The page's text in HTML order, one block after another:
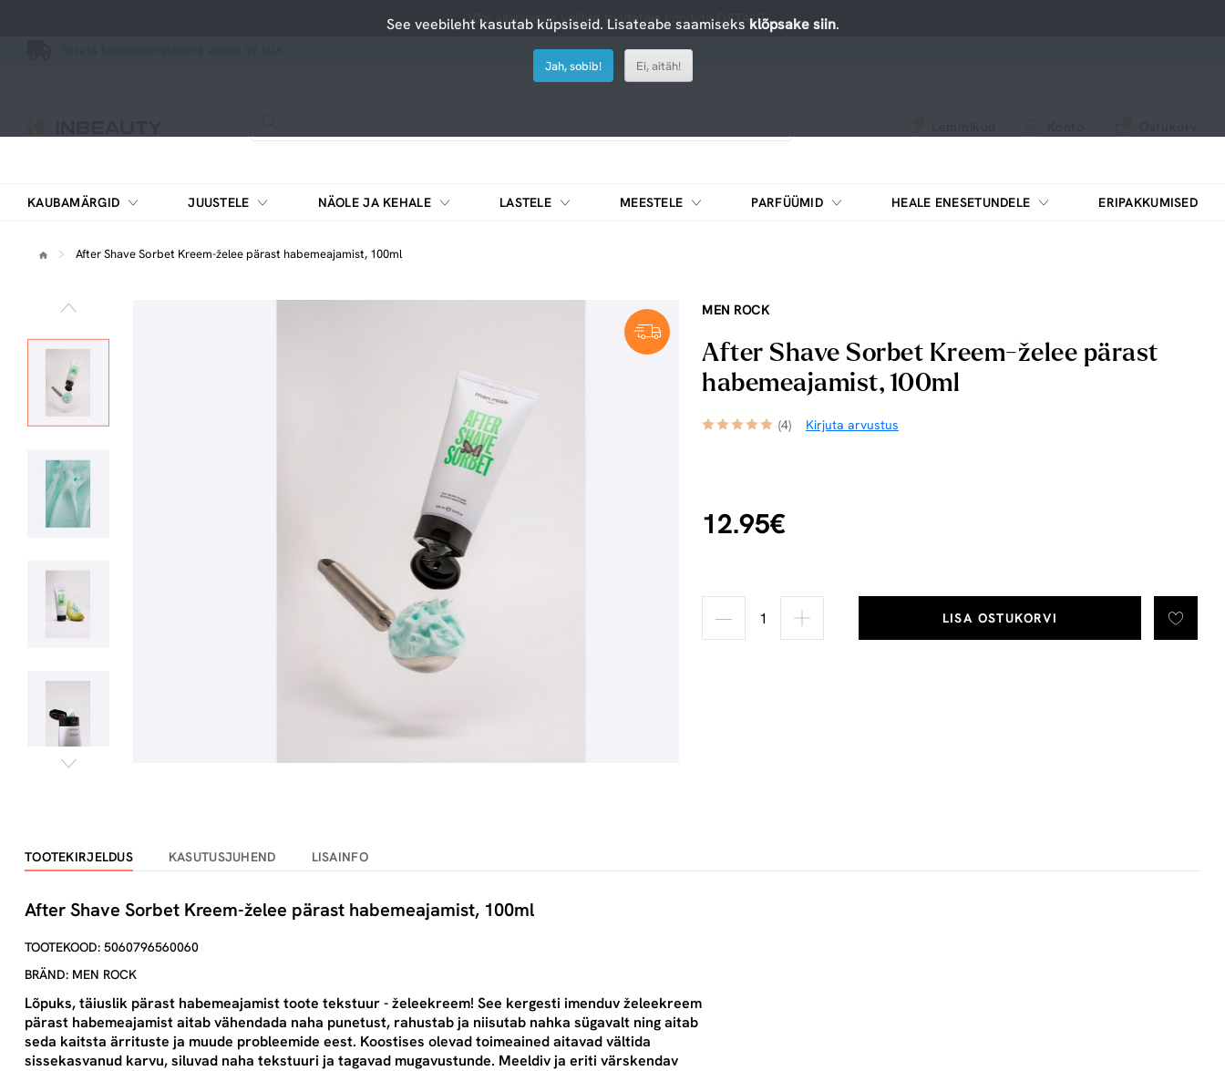
-10% allahindlus valitud toodetele koodiga OSTA10
KAUBAMÄRGID JUUSTELE NÄOLE JA KEHALE LASTELE MEESTELE PARFÜÜMID HEALE ENESETUNDELE ERIPAKKUMISED
After Shave Sorbet Kreem-želee pärast habemeajamist, 100ml
MEN ROCK
After Shave Sorbet Kreem-želee pärast
habemeajamist, 100ml
(4) Kirjuta arvustus
12.95€
LISA OSTUKORVI
TOOTEKIRJELDUS KASUTUSJUHEND LISAINFO
After Shave Sorbet Kreem-želee pärast habemeajamist, 100ml
TOOTEKOOD: 5060796560060
BRÄND: MEN ROCK
Lõpuks, täiuslik pärast habemeajamist toote tekstuur - želeekreem! See kergesti imenduv želeekreem
pärast habemeajamist aitab vähendada naha punetust, rahustab ja niisutab nahka sügavalt ning aitab
seda kaitsta ärrituste ja muude probleemide eest. Koostises olevad toimeained aitavad vältida
sissekasvanud karvu, siluvad naha tekstuuri ja tagavad mugavustunde. Meeldiv ja eriti värskendav
See veebileht kasutab küpsiseid. Lisateabe saamiseks klõpsake siin.
Jah, sobib! Ei, aitäh!